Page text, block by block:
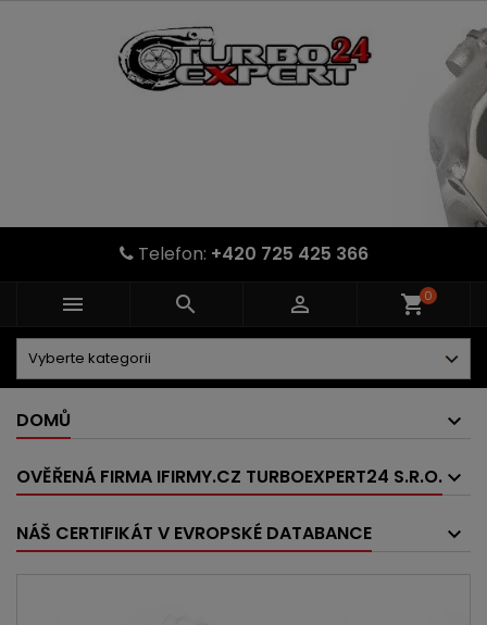
Telefon: +420 725 425 366
   shopping_cart0
DOMŮ
OVĚŘENÁ FIRMA IFIRMY.CZ TURBOEXPERT24 S.R.O.
NÁŠ CERTIFIKÁT V EVROPSKÉ DATABANCE